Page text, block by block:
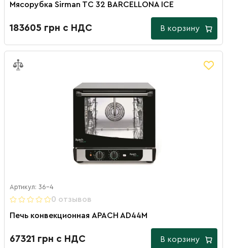
Мясорубка Sirman TC 32 BARCELLONA ICE
183605 грн с НДС В корзину
Артикул: 36-4
0 отзывов
Печь конвекционная APACH AD44M
67321 грн с НДС В корзину